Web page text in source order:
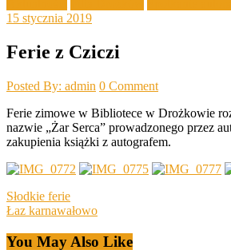
15 stycznia 2019
Ferie z Cziczi
Posted By: admin 0 Comment
Ferie zimowe w Bibliotece w Drożkowie
nazwie „Żar Serca” prowadzonego przez
zakupienia książki z autografem.
Post
navigation
Słodkie ferie
Łaz karnawałowo
You May Also Like